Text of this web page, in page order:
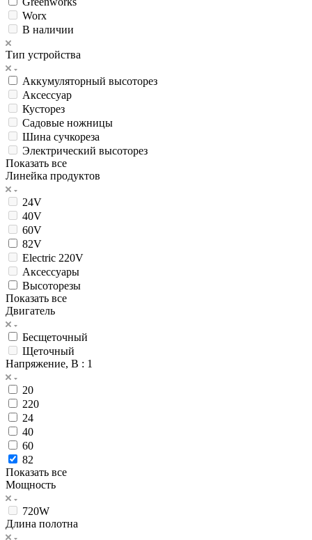
Worx
В наличии
Тип устройства
Аккумуляторный высоторез
Аксессуар
Кусторез
Садовые ножницы
Шина сучкореза
Электрический высоторез
Показать все
Линейка продуктов
24V
40V
60V
82V
Electric 220V
Аксессуары
Высоторезы
Показать все
Двигатель
Бесщеточный
Щеточный
Напряжение, В : 1
20
220
24
40
60
82
Показать все
Мощность
720W
Длина полотна